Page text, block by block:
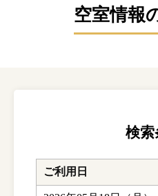
空室情報
検索
ご利用日